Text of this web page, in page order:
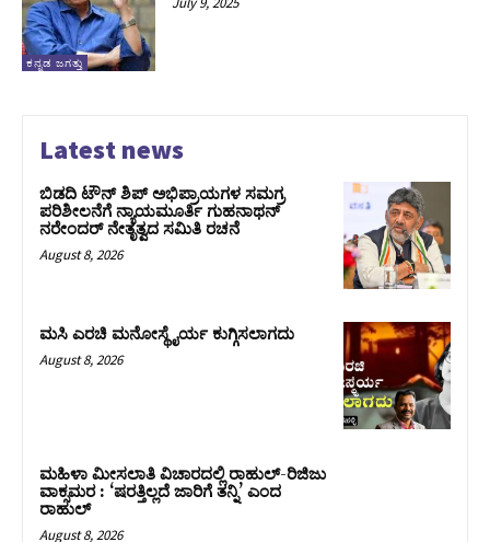
ಕನ್ನಡ ಜಗತ್ತು
Latest news
ಬಿಡದಿ ಟೌನ್ ಶಿಪ್ ಅಭಿಪ್ರಾಯಗಳ ಸಮಗ್ರ
ಪರಿಶೀಲನೆಗೆ ನ್ಯಾಯಮೂರ್ತಿ ಗುಹನಾಥನ್
ನರೇಂದರ್ ನೇತೃತ್ವದ ಸಮಿತಿ ರಚನೆ
August 8, 2026
ಮಸಿ ಎರಚಿ ಮನೋಸ್ಥೈರ್ಯ ಕುಗ್ಗಿಸಲಾಗದು
August 8, 2026
ಮಹಿಳಾ ಮೀಸಲಾತಿ ವಿಚಾರದಲ್ಲಿ ರಾಹುಲ್‌-ರಿಜಿಜು
ವಾಕ್ಸಮರ : ‘ಷರತ್ತಿಲ್ಲದೆ ಜಾರಿಗೆ ತನ್ನಿ’ ಎಂದ
ರಾಹುಲ್‌
August 8, 2026